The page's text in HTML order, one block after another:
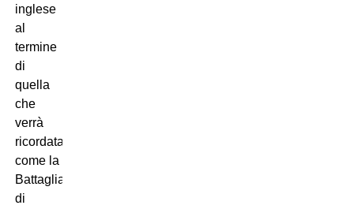
inglese
al
termine
di
quella
che
verrà
ricordata
come la
Battaglia
di